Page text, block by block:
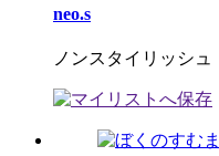
neo.s
ノンスタイリッシ